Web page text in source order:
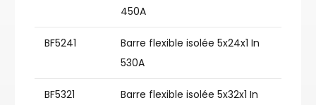
450A
BF5241
Barre flexible isolée 5x24x1 In
530A
BF5321
Barre flexible isolée 5x32x1 In